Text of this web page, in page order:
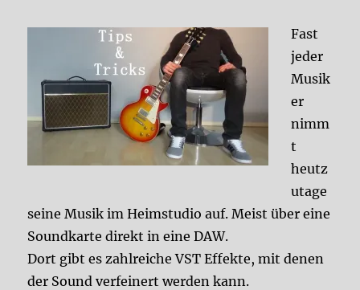
Fast
jeder
Musik
er
nimm
t
heutz
utage
seine Musik im Heimstudio auf. Meist über eine
Soundkarte direkt in eine DAW.
Dort gibt es zahlreiche VST Effekte, mit denen
der Sound verfeinert werden kann.